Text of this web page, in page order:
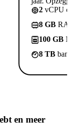
2 vCPU
8 GB
100 GB
8 TB
en meer